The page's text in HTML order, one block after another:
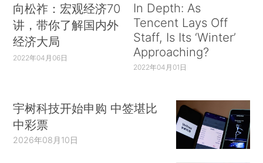
向松祚：宏观经济70
讲，带你了解国内外
经济大局
2022年04月06日
In Depth: As
Tencent Lays Off
Staff, Is Its ‘Winter’
Approaching?
2022年04月01日
宇树科技开始申购 中签堪比
中彩票
2026年08月10日